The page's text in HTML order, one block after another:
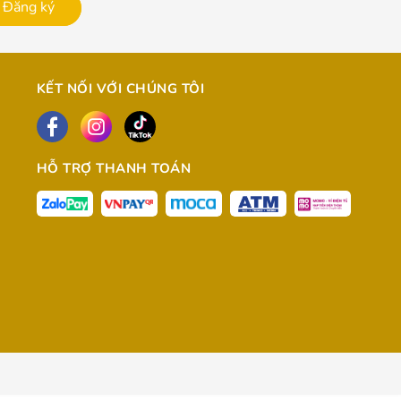
Đăng ký
KẾT NỐI VỚI CHÚNG TÔI
HỖ TRỢ THANH TOÁN